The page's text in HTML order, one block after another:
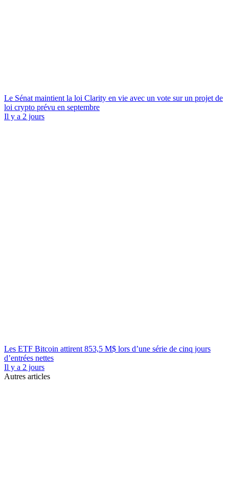
Le Sénat maintient la loi Clarity en vie avec un vote sur un projet de
loi crypto prévu en septembre
Il y a 2 jours
Les ETF Bitcoin attirent 853,5 M$ lors d’une série de cinq jours
d’entrées nettes
Il y a 2 jours
Autres articles